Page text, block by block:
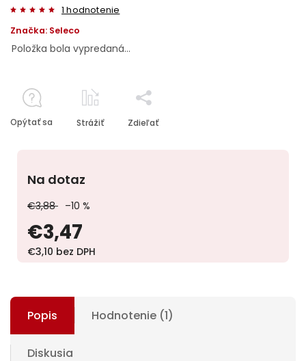
1 hodnotenie
Značka: Seleco
€3,88 –10 %
€3,47
€3,10 bez DPH
Na dotaz
Položka bola vypredaná…
Opýtať sa Strážiť Zdieľať
Popis Hodnotenie (1)
Diskusia